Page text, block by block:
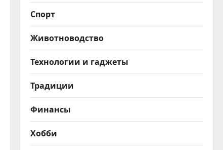
Спорт
Животноводство
Технологии и гаджеты
Традиции
Финансы
Хобби